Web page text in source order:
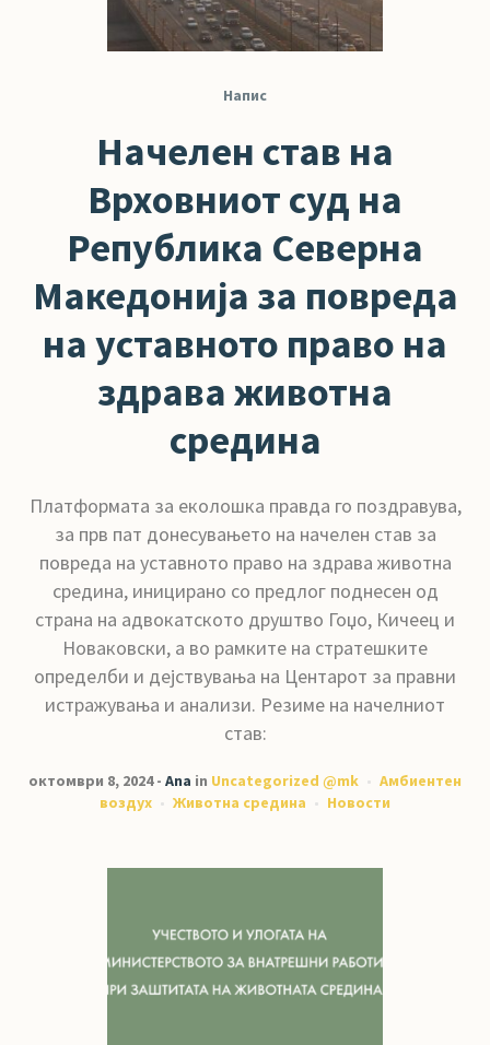
Напис
Начелен став на
Врховниот суд на
Република Северна
Македонија за повреда
на уставното право на
здрава животна
средина
Платформата за еколошка правда го поздравува,
за прв пат донесувањето на начелен став за
повреда на уставното право на здрава животна
средина, иницирано со предлог поднесен од
страна на адвокатското друштво Гоџо, Кичеец и
Новаковски, а во рамките на стратешките
определби и дејствувања на Центарот за правни
истражувања и анализи. Резиме на начелниот
став:
октомври 8, 2024 Ana in Uncategorized @mk
Амбиентен
воздух
Животна средина Новости